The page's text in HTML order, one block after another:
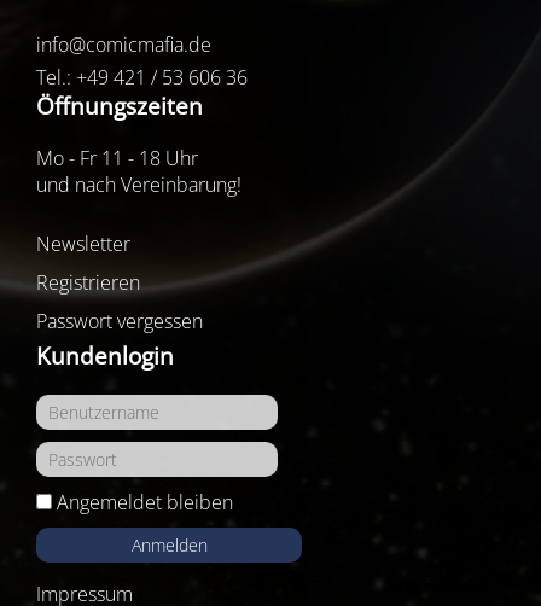
info@comicmafia.de
Tel.: +49 421 / 53 606 36
Öffnungszeiten
Mo - Fr 11 - 18 Uhr
und nach Vereinbarung!
Newsletter
Registrieren
Passwort vergessen
Kundenlogin
Angemeldet bleiben
Anmelden
Impressum